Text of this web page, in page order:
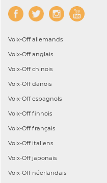
Voix-Off allemands
Voix-Off anglais
Voix-Off chinois
Voix-Off danois
Voix-Off espagnols
Voix-Off finnois
Voix-Off français
Voix-Off italiens
Voix-Off japonais
Voix-Off néerlandais